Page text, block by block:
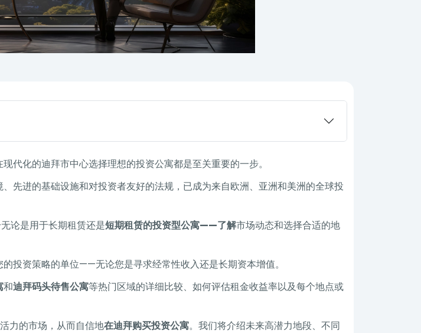
代化的迪拜市中心选择理想的投资公寓都是至关重要的一步。
先进的基础设施和对投资者友好的法规，已成为来自欧洲、亚洲和美洲的全球投
论是用于长期租赁还是短期租赁的投资型公寓——了解市场动态和选择合适的地
投资策略的单位——无论您是寻求经常性收入还是长期资本增值。
和迪拜码头待售公寓等热门区域的详细比较、如何评估租金收益率以及每个地点或
力的市场，从而自信地在迪拜购买投资公寓。我们将介绍未来高潜力地段、不同